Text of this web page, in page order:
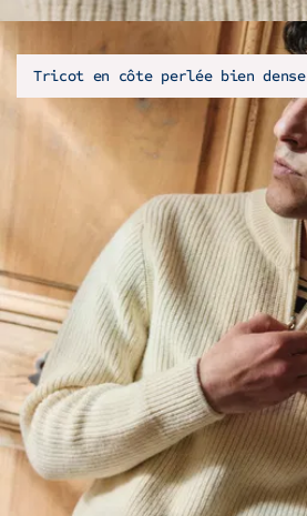
Tricot en côte perlée bien dense